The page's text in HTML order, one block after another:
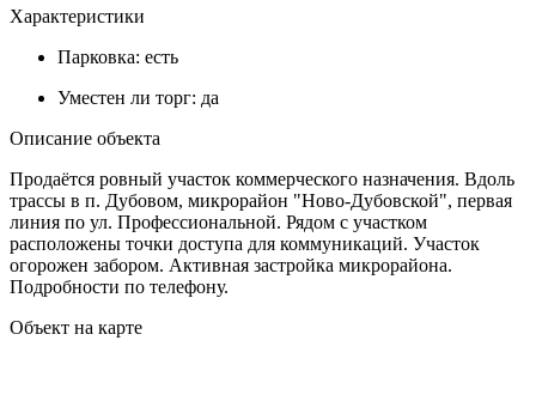
Характеристики
Парковка: есть
Уместен ли торг: да
Описание объекта
Продаётся ровный участок коммерческого назначения. Вдоль
трассы в п. Дубовом, микрорайон "Ново-Дубовской", первая
линия по ул. Профессиональной. Рядом с участком
расположены точки доступа для коммуникаций. Участок
огорожен забором. Активная застройка микрорайона.
Подробности по телефону.
Объект на карте